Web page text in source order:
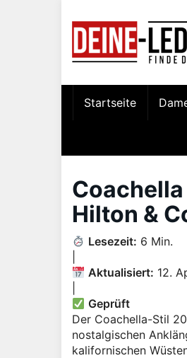
Startseite
Hilton &
Lesezeit: 6 Min.
Aktualisiert: 12.
Geprüft
Der Coachella-Stil
nostalgischen
kalifornischen